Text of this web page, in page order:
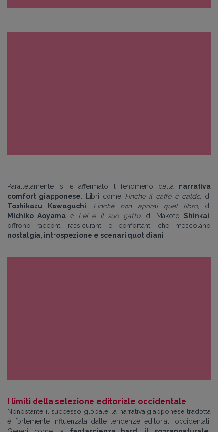
Parallelamente, si è affermato il fenomeno della narrativa
comfort giapponese . Libri come Finché il caffè è caldo,
di
Toshikazu Kawaguchi
Finché non aprirai quel libro,
di
Michiko Aoyamae Lei e il suo gatto, di Makoto Shinkai
offrono racconti rassicuranti e confortanti che mescolano
nostalgia, introspezione e scenari quotidiani
I limiti della selezione editoriale occidentale
Nonostante il successo globale, la narrativa giapponese tradotta
è fortemente influenzata dalle tendenze editoriali occidentali.